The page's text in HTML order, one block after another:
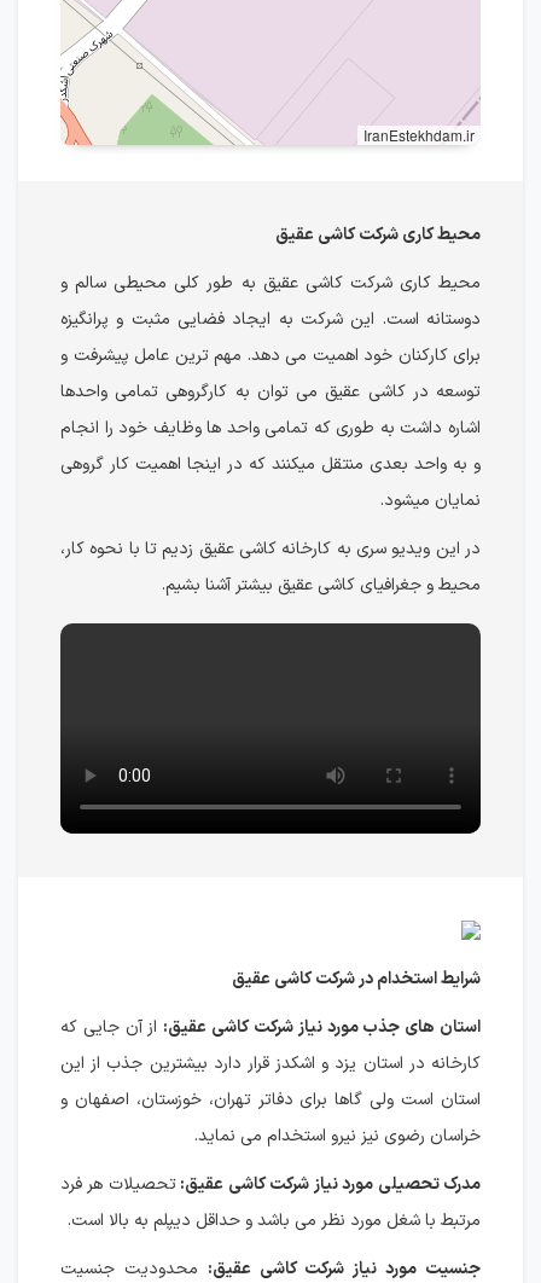
IranEstekhdam.ir
محیط کاری شرکت کاشی عقیق
محیط کاری شرکت کاشی عقیق به طور کلی محیطی سالم و
دوستانه است. این شرکت به ایجاد فضایی مثبت و پرانگیزه
برای کارکنان خود اهمیت می دهد. مهم ترین عامل پیشرفت و
توسعه در کاشی عقیق می توان به کارگروهی تمامی واحدها
اشاره داشت به طوری که تمامی واحد ها وظایف خود را انجام
و به واحد بعدی منتقل میکنند که در اینجا اهمیت کار گروهی
نمایان میشود.
در این ویدیو سری به کارخانه کاشی عقیق زدیم تا با نحوه کار،
محیط و جغرافیای کاشی عقیق بیشتر آشنا بشیم.
شرایط استخدام در شرکت کاشی عقیق
استان های جذب مورد نیاز شرکت کاشی عقیق: از آن جایی که
کارخانه در استان یزد و اشکدز قرار دارد بیشترین جذب از این
استان است ولی گاها برای دفاتر تهران، خوزستان، اصفهان و
خراسان رضوی نیز نیرو استخدام می نماید.
مدرک تحصیلی مورد نیاز شرکت کاشی عقیق:تحصیلات هر فرد
مرتبط با شغل مورد نظر می باشد و حداقل دیپلم به بالا است.
جنسیت مورد نیاز شرکت کاشی عقیق: محدودیت جنسیت